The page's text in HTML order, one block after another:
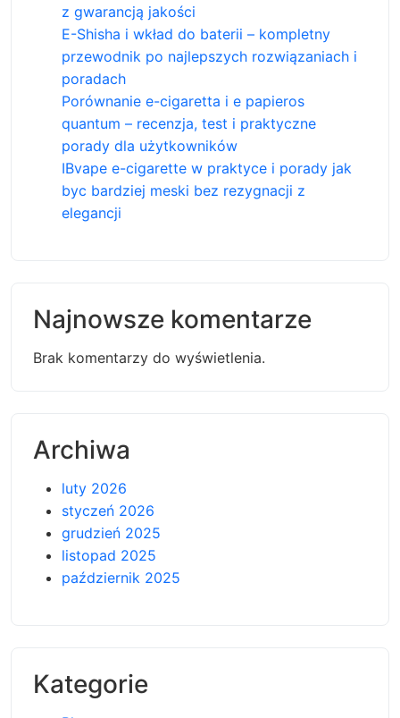
z gwarancją jakości
E-Shisha i wkład do baterii – kompletny
przewodnik po najlepszych rozwiązaniach i
poradach
Porównanie e-cigaretta i e papieros
quantum – recenzja, test i praktyczne
porady dla użytkowników
IBvape e-cigarette w praktyce i porady jak
byc bardziej meski bez rezygnacji z
elegancji
Najnowsze komentarze
Brak komentarzy do wyświetlenia.
Archiwa
luty 2026
styczeń 2026
grudzień 2025
listopad 2025
październik 2025
Kategorie